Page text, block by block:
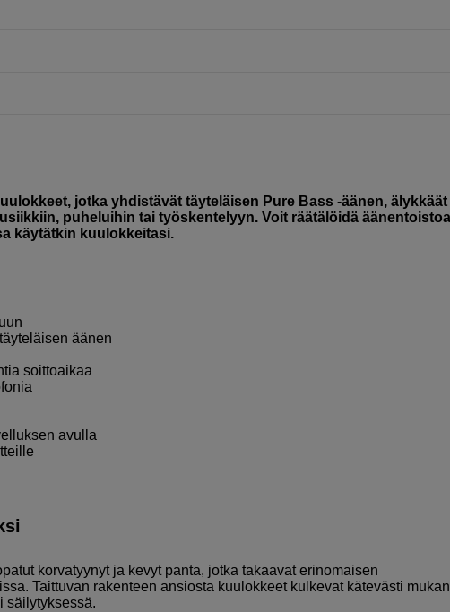
jotka yhdistävät täyteläisen Pure Bass -äänen, älykkäät
puheluihin tai työskentelyyn. Voit räätälöidä
käytätkin kuulokkeitasi.
äänen
soittoaikaa
avulla
korvatyynyt ja kevyt panta, jotka takaavat erinomaisen
Taittuvan rakenteen ansiosta kuulokkeet kulkevat kätevästi
säilytyksessä.